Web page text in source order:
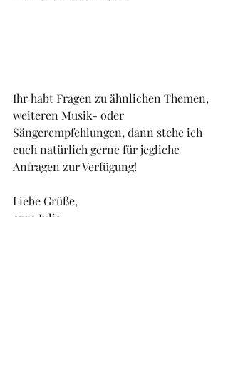
Ihr habt Fragen zu ähnlichen Themen,
weiteren Musik- oder
Sängerempfehlungen, dann stehe ich
euch natürlich gerne für jegliche
Anfragen zur Verfügung!
Liebe Grüße,
eure Julia